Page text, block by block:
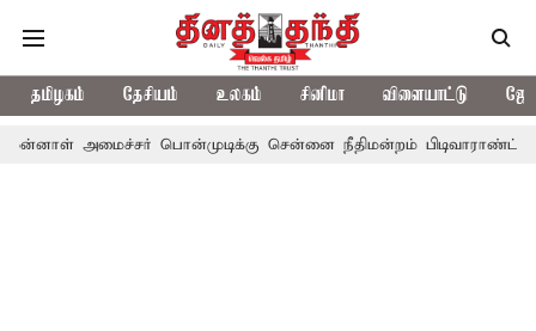
தமிழகம் தேசியம் உலகம் சினிமா விளையாட்டு
அமைச்சர் பொன்முடிக்கு சென்னை நீதிமன்றம் பிடிவாராண்ட்